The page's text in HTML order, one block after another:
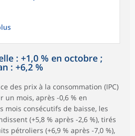
: +1,0 % en octobre ;
: +6,2 %
des prix à la consommation (IPC)
un mois, après -0,6 % en
mois consécutifs de baisse, les
(+5,8 % après -2,6 %), tirés
pétroliers (+6,9 % après -7,0 %),